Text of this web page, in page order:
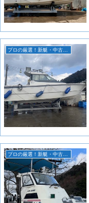
プロの厳選！新艇・中古艇情報！
プロの厳選！新艇・中古艇情報！